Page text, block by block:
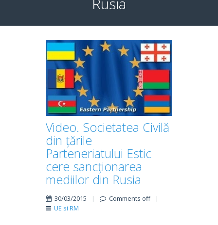
Video. Societatea Civilă
din țările
Parteneriatului Estic
cere sancționarea
mediilor din Rusia
30/03/2015 | Comments off
|
UE si RM